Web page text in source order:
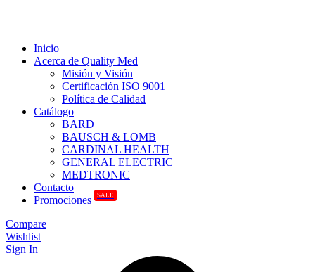
Inicio
Acerca de Quality Med
Misión y Visión
Certificación ISO 9001
Política de Calidad
Catálogo
BARD
BAUSCH & LOMB
CARDINAL HEALTH
GENERAL ELECTRIC
MEDTRONIC
Contacto
Promociones
SALE
Compare
Wishlist
Sign In